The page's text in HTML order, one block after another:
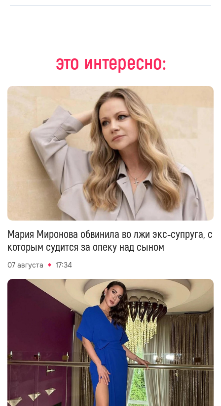
это интересно:
Мария Миронова обвинила во лжи экс‑супруга, с
которым судится за опеку над сыном
07 августа 17:34